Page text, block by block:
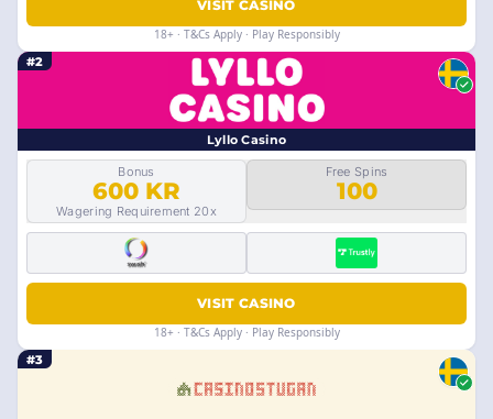
VISIT CASINO
18+ · T&Cs Apply · Play Responsibly
#2
Lyllo Casino
Bonus
600 KR
Wagering Requirement 20x
Free Spins
100
VISIT CASINO
18+ · T&Cs Apply · Play Responsibly
#3